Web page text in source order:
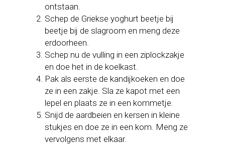
ontstaan.
Schep de Griekse yoghurt beetje bij
beetje bij de slagroom en meng deze
erdoorheen.
Schep nu de vulling in een ziplockzakje
en doe het in de koelkast.
Pak als eerste de kandijkoeken en doe
ze in een zakje. Sla ze kapot met een
lepel en plaats ze in een kommetje.
Snijd de aardbeien en kersen in kleine
stukjes en doe ze in een kom. Meng ze
vervolgens met elkaar.